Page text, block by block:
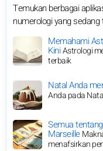
Temukan berbagai
numerologi yang
Memahami
KiniAstrologi
terbaik
Natal Anda
Anda pada
Semua
Marseille
menafsirkan